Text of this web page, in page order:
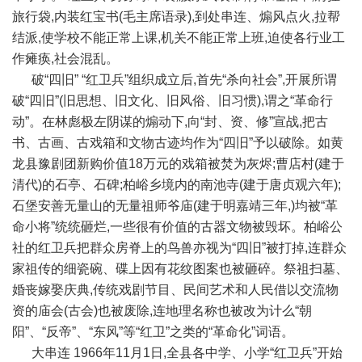
旅行袋,内装红宝书(毛主席语录),到处串连、煽风点火,拉帮
结派,使学校不能正常上课,机关不能正常上班,迫使各行业工
作瘫痪,社会混乱。
破“四旧” “红卫兵”组织成立后,首先“杀向社会”,开展所谓
破“四旧”(旧思想、旧文化、旧风俗、旧习惯),谓之“革命行
动”。在林彪极左阴谋的煽动下,向“封、资、修”宣战,把古
书、古画、古戏箱和文物古迹均作为“四旧”予以破除。如黄
龙县豫剧团新购价值18万元的戏箱被焚为灰烬;曹店村(建于
清代)的石亭、石碑;柏峪乡境内的南池寺(建于唐贞观六年);
石堡安善无量山的无量祖师爷庙(建于明嘉靖三年,)均被“革
命小将”统统砸烂,一些很有价值的古器文物被毁坏。柏峪公
社的红卫兵把群众房脊上的鸟兽亦视为“四旧”被打掉,连群众
家祖传的细瓷碗、碟上因有花纹图案也被砸碎。祭祖扫墓、
婚丧嫁娶庆典,传统戏剧节目、民间艺术和人民借以交流物
资的庙会(古会)也被废除,连地理名称也被改为计么“朝
阳”、“反帝”、“东风”等“红卫”之类的“革命化”词语。
大串连 1966年11月1日,全县各中学、小学“红卫兵”开始